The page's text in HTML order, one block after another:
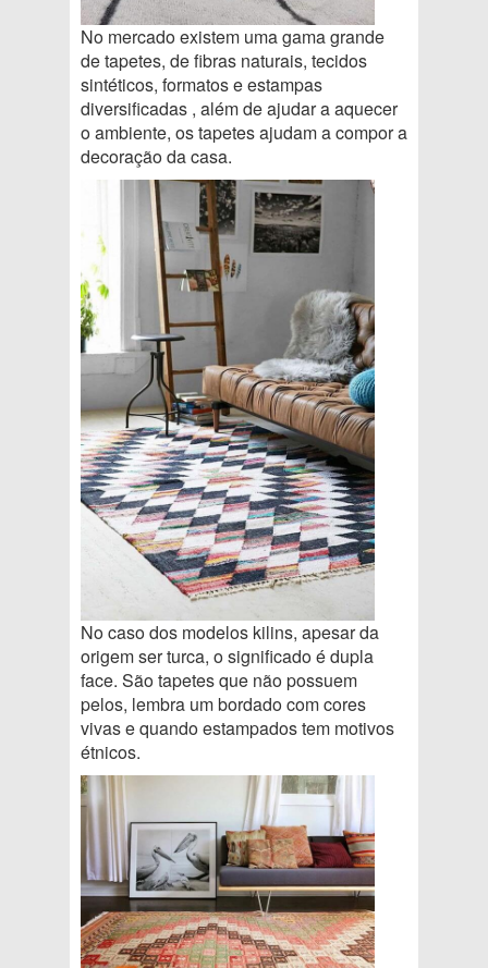
No mercado existem uma gama grande
de tapetes, de fibras naturais, tecidos
sintéticos, formatos e estampas
diversificadas , além de ajudar a aquecer
o ambiente, os tapetes ajudam a compor a
decoração da casa.
No caso dos modelos kilins, apesar da
origem ser turca, o significado é dupla
face. São tapetes que não possuem
pelos, lembra um bordado com cores
vivas e quando estampados tem motivos
étnicos.